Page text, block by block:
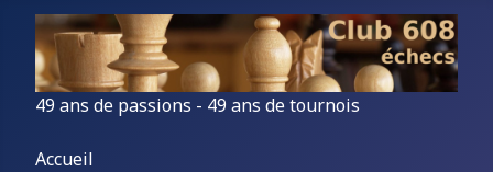
49 ans de passions - 49 ans de tournois
Accueil